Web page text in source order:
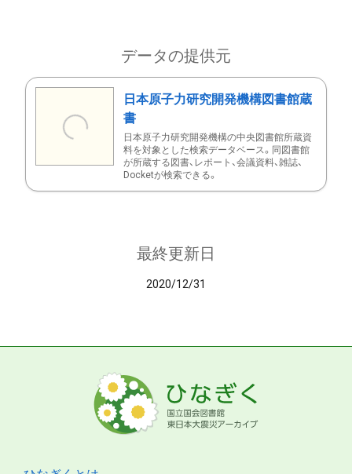
データの提供元
日本原子力研究開発機構図書館蔵
書
日本原子力研究開発機構の中央図書館所蔵資
料を対象とした検索データベース。同図書館
が所蔵する図書、レポート、会議資料、雑誌、
Docketが検索できる。
最終更新日
2020/12/31